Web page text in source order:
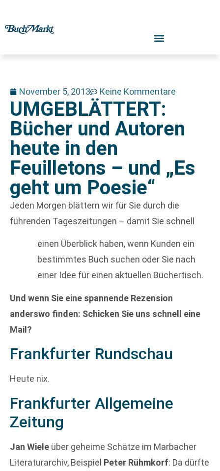
November 5, 2013 Keine Kommentare
UMGEBLÄTTERT:
Bücher und Autoren
heute in den
Feuilletons – und „Es
geht um Poesie“
Jeden Morgen blättern wir für Sie durch die
führenden Tageszeitungen – damit Sie schnell
einen Überblick haben, wenn Kunden ein
bestimmtes Buch suchen oder Sie nach
einer Idee für einen aktuellen Büchertisch.
Und wenn Sie eine spannende Rezension
anderswo finden: Schicken Sie uns schnell eine
Mail?
Frankfurter Rundschau
Heute nix.
Frankfurter Allgemeine
Zeitung
Jan Wiele über geheime Schätze im Marbacher
Literaturarchiv, Beispiel Peter Rühmkorf: Da dürfte